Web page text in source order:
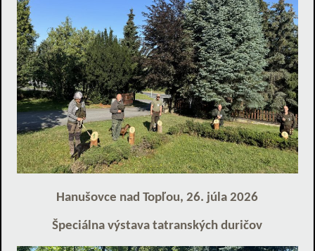
Hanušovce nad Topľou, 26. júla 2026
Špeciálna výstava tatranských duričov